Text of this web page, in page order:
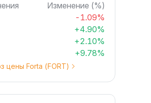
Изменение (%)
-1.09%
+4.90%
+2.10%
+9.78%
цены Forta (FORT)